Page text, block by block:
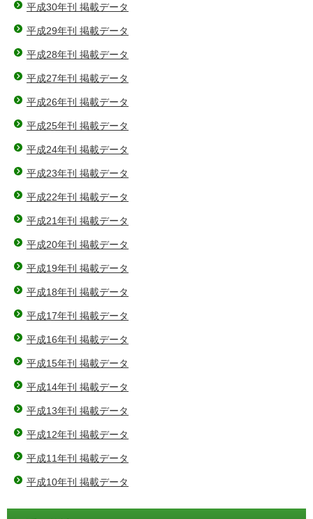
平成30年刊 掲載データ
平成29年刊 掲載データ
平成28年刊 掲載データ
平成27年刊 掲載データ
平成26年刊 掲載データ
平成25年刊 掲載データ
平成24年刊 掲載データ
平成23年刊 掲載データ
平成22年刊 掲載データ
平成21年刊 掲載データ
平成20年刊 掲載データ
平成19年刊 掲載データ
平成18年刊 掲載データ
平成17年刊 掲載データ
平成16年刊 掲載データ
平成15年刊 掲載データ
平成14年刊 掲載データ
平成13年刊 掲載データ
平成12年刊 掲載データ
平成11年刊 掲載データ
平成10年刊 掲載データ